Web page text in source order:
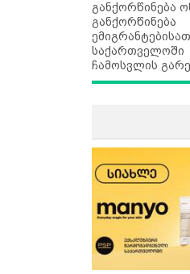
განქორწინება
განქორწინება
საქართველოში
ჩამოსვლის